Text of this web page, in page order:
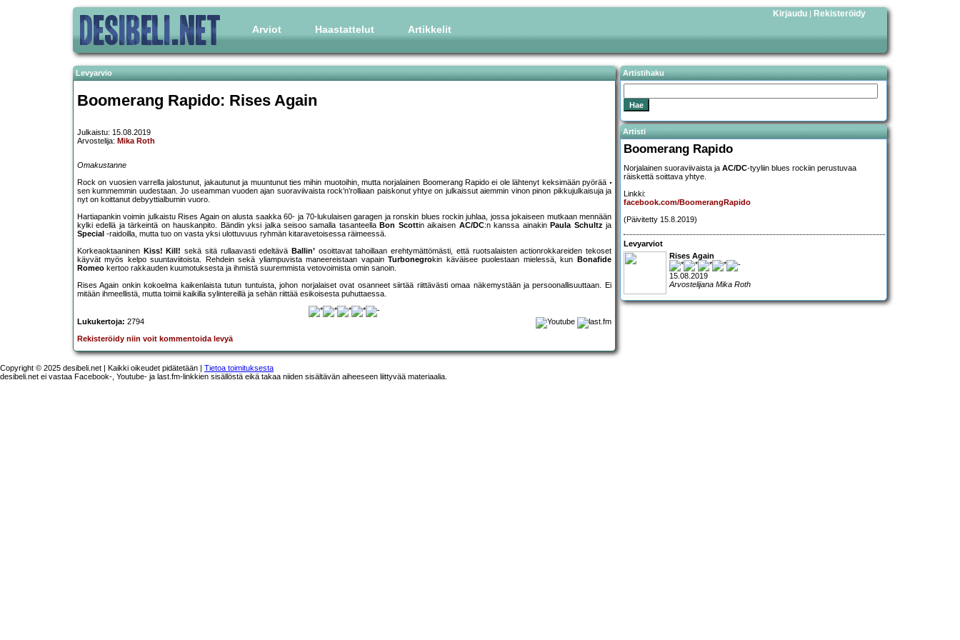
Arviot Haastattelut Artikkelit
Kirjaudu | Rekisteröidy
Levyarvio
Boomerang Rapido: Rises Again
Julkaistu: 15.08.2019
Arvostelija: Mika Roth
Omakustanne
Rock on vuosien varrella jalostunut, jakautunut ja muuntunut ties mihin muotoihin, mutta norjalainen Boomerang Rapido ei ole lähtenyt keksimään pyörää
sen kummemmin uudestaan. Jo useamman vuoden ajan suoraviivaista rock’n’rolliaan paiskonut yhtye on julkaissut aiemmin vinon pinon pikkujulkaisuja ja
nyt on koittanut debyyttialbumin vuoro.
Hartiapankin voimin julkaistu Rises Again on alusta saakka 60- ja 70-lukulaisen garagen ja ronskin blues rockin juhlaa, jossa jokaiseen mutkaan mennään
kylki edellä ja tärkeintä on hauskanpito. Bändin yksi jalka seisoo samalla tasanteella Bon Scottin aikaisen AC/DC:n kanssa ainakin Paula Schultzja
Special -raidoilla, mutta tuo on vasta yksi ulottuvuus ryhmän kitaravetoisessa räimeessä.
Korkeaoktaaninen Kiss! Kill! sekä sitä rullaavasti edeltävä Ballin’ osoittavat tahoillaan erehtymättömästi, että ruotsalaisten actionrokkareiden tekoset
käyvät myös kelpo suuntaviitoista. Rehdein sekä yliampuvista maneereistaan vapainTurbonegrokin käväisee puolestaan mielessä, kun
Bonafide
Romeo kertoo rakkauden kuumotuksesta ja ihmistä suuremmista vetovoimista omin sanoin.
Rises Again onkin kokoelma kaikenlaista tutun tuntuista, johon norjalaiset ovat osanneet siirtää riittävästi omaa näkemystään ja persoonallisuuttaan. Ei
mitään ihmeellistä, mutta toimii kaikilla sylintereillä ja sehän riittää esikoisesta puhuttaessa.
Lukukertoja: 2794
Rekisteröidy niin voit kommentoida levyä
Artistihaku
Artisti
Boomerang Rapido
Norjalainen suoraviivaista ja AC/DC-tyyliin blues rockiin perustuvaa
räiskettä soittava yhtye.
Linkki:
facebook.com/BoomerangRapido
(Päivitetty 15.8.2019)
Levyarviot
Rises Again
15.08.2019
Arvostelijana Mika Roth
Copyright © 2025 desibeli.net | Kaikki oikeudet pidätetään | Tietoa toimituksesta
desibeli.net ei vastaa Facebook-, Youtube- ja last.fm-linkkien sisällöstä eikä takaa niiden sisältävän aiheeseen liittyvää materiaalia.